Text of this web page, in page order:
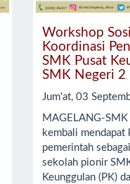
Workshop
Koordinasi
SMK Pusat
SMK Negeri 2
Jum'at, 03
MAGELANG-
kembali mendapat
pemerintah
sekolah pionir
Keunggulan (PK)